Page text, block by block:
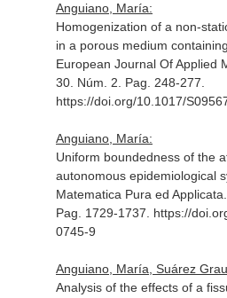
Anguiano, María:
Homogenization of a non-
in a porous medium
European Journal Of Applied
30. Núm. 2. Pag. 248-277.
https://doi.org/10.1017/
Anguiano, María:
Uniform boundedness of the
autonomous epidemiological
Matematica Pura ed Applicata
Pag. 1729-1737. https://
0745-9
Anguiano, María, Suárez
Analysis of the effects of a